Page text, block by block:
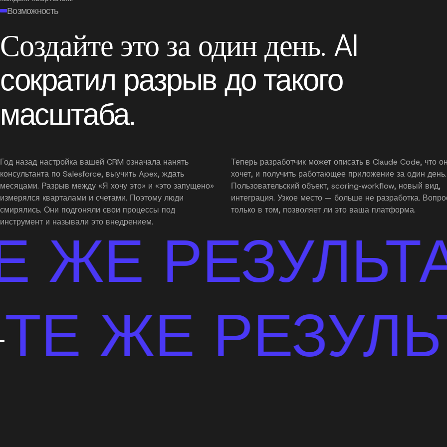
Возможность
Создайте это за один день. AI
сократил разрыв до такого
масштаба.
Год назад настройка вашей CRM означала нанять
консультанта по Salesforce, выучить Apex, ждать
месяцами. Разрыв между «Я хочу это» и «это запущено»
измерялся кварталами и счетами. Поэтому люди
смирялись. Они подгоняли свои процессы под
инструмент и называли это внедрением.
Теперь разработчик может описать в Claude Code, что
хочет, и получить работающее приложение за один день.
Пользовательский объект, scoring‑workflow, новый вид,
интеграция. Узкое место — больше не разработка.
только в том, позволяет ли это ваша платформа.
РЕЗУЛЬТАТЫ
ТЕ ЖЕ